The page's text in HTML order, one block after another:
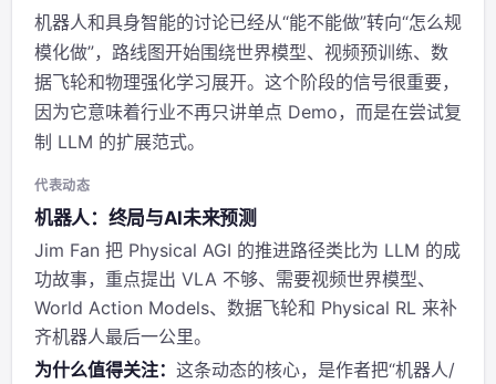
机器人和具身智能的讨论已经从“能不能做”转向“怎么规
模化做”，路线图开始围绕世界模型、视频预训练、数
据飞轮和物理强化学习展开。这个阶段的信号很重要，
因为它意味着行业不再只讲单点 Demo，而是在尝试复
制 LLM 的扩展范式。
代表动态
机器人：终局与AI未来预测
Jim Fan 把 Physical AGI 的推进路径类比为 LLM 的成
功故事，重点提出 VLA 不够、需要视频世界模型、
World Action Models、数据飞轮和 Physical RL 来补
齐机器人最后一公里。
为什么值得关注： 这条动态的核心，是作者把“机器人/